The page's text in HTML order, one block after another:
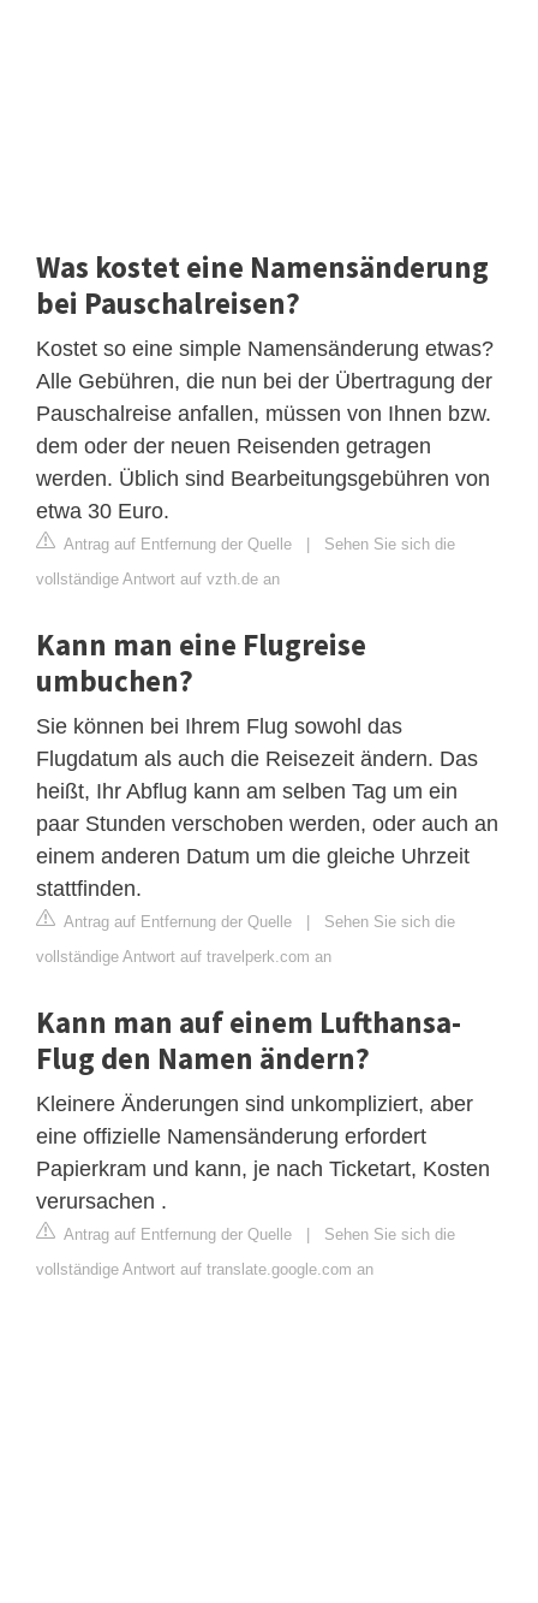
Was kostet eine Namensänderung
bei Pauschalreisen?
Kostet so eine simple Namensänderung etwas?
Alle Gebühren, die nun bei der Übertragung der
Pauschalreise anfallen, müssen von Ihnen bzw.
dem oder der neuen Reisenden getragen
werden. Üblich sind Bearbeitungsgebühren von
etwa 30 Euro.
Antrag auf Entfernung der Quelle | Sehen Sie sich die
vollständige Antwort auf vzth.de an
Kann man eine Flugreise
umbuchen?
Sie können bei Ihrem Flug sowohl das
Flugdatum als auch die Reisezeit ändern. Das
heißt, Ihr Abflug kann am selben Tag um ein
paar Stunden verschoben werden, oder auch an
einem anderen Datum um die gleiche Uhrzeit
stattfinden.
Antrag auf Entfernung der Quelle | Sehen Sie sich die
vollständige Antwort auf travelperk.com an
Kann man auf einem Lufthansa-
Flug den Namen ändern?
Kleinere Änderungen sind unkompliziert, aber
eine offizielle Namensänderung erfordert
Papierkram und kann, je nach Ticketart, Kosten
verursachen .
Antrag auf Entfernung der Quelle | Sehen Sie sich die
vollständige Antwort auf translate.google.com an